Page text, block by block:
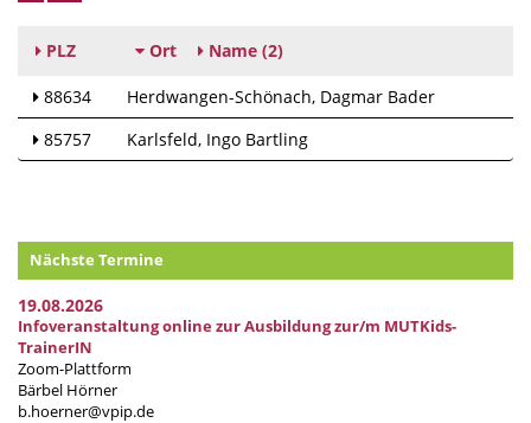
PLZ Ort Name (2)
88634 Herdwangen-Schönach Dagmar Bader
85757
Karlsfeld Ingo Bartling
Nächste Termine
19.08.2026
Infoveranstaltung online zur Ausbildung zur/m MUTKids-
TrainerIN
Zoom-Plattform
Bärbel Hörner
b.hoerner@vpip.de